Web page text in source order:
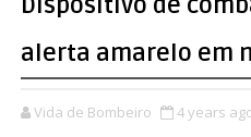
alerta amarelo em
Vida de Bombeiro 4 years